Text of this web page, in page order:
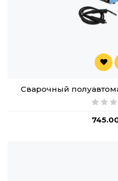
Сварочный